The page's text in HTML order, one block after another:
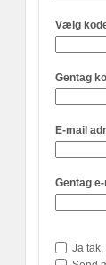
Vælg
Gentag
E-mail
Gentag
Ja